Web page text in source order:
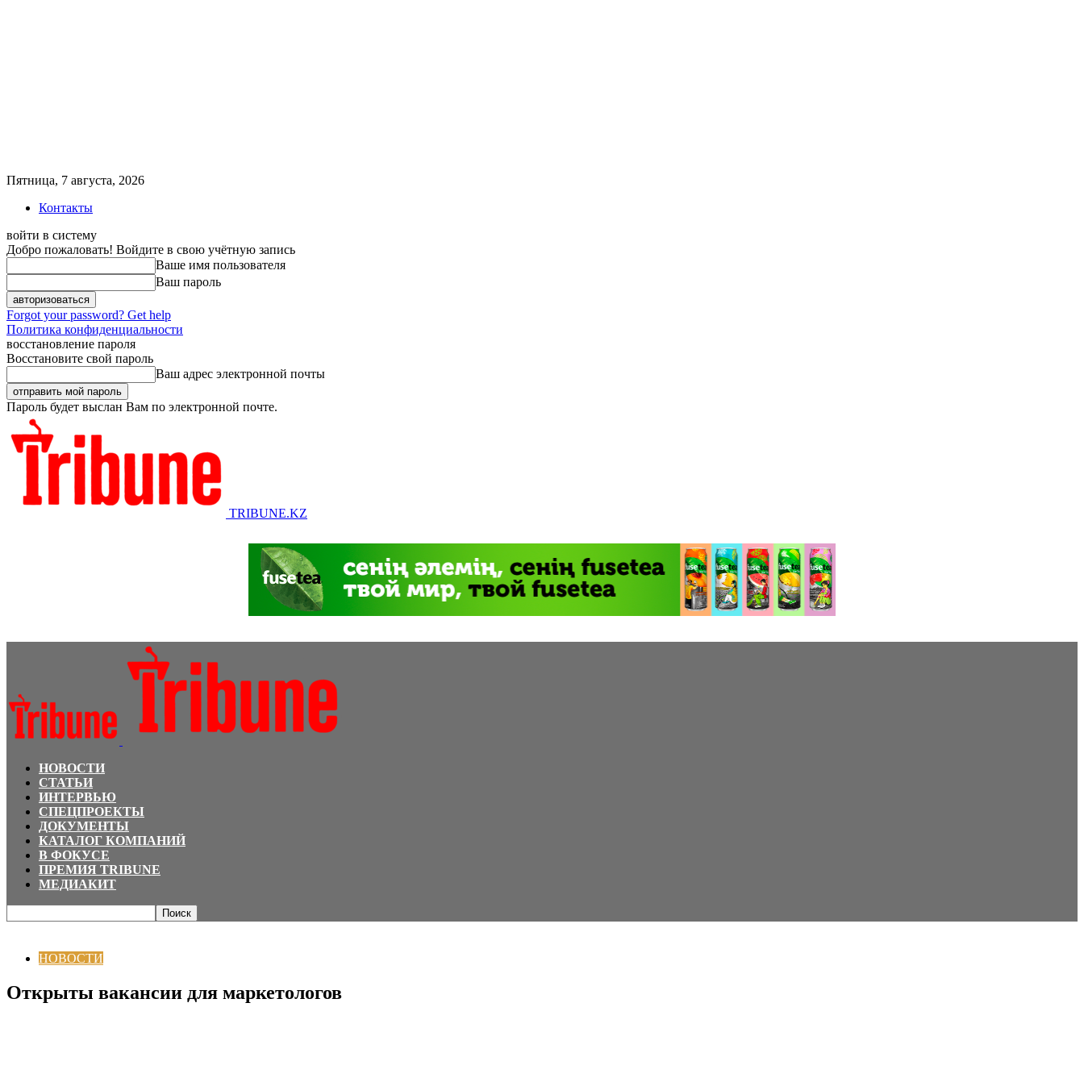
Пятница, 7 августа, 2026
Контакты
войти в систему
Добро пожаловать! Войдите в свою учётную запись
Ваше имя пользователя
Ваш пароль
Forgot your password? Get help
Политика конфиденциальности
восстановление пароля
Восстановите свой пароль
Ваш адрес электронной почты
Пароль будет выслан Вам по электронной почте.
TRIBUNE.KZ
НОВОСТИ
СТАТЬИ
ИНТЕРВЬЮ
СПЕЦПРОЕКТЫ
ДОКУМЕНТЫ
КАТАЛОГ КОМПАНИЙ
В ФОКУСЕ
ПРЕМИЯ TRIBUNE
МЕДИАКИТ
НОВОСТИ
Открыты вакансии для маркетологов